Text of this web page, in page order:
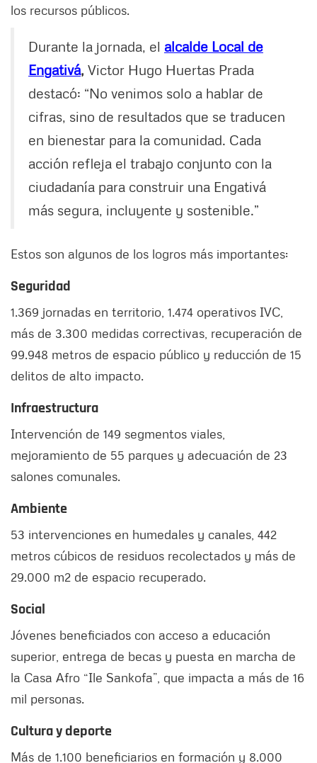
los recursos públicos.
Durante la jornada, el alcalde Local de
Engativá, Victor Hugo Huertas Prada
destacó: “No venimos solo a hablar de
cifras, sino de resultados que se traducen
en bienestar para la comunidad. Cada
acción refleja el trabajo conjunto con la
ciudadanía para construir una Engativá
más segura, incluyente y sostenible.”
Estos son algunos de los logros más importantes:
Seguridad
1.369 jornadas en territorio, 1.474 operativos IVC,
más de 3.300 medidas correctivas, recuperación de
99.948 metros de espacio público y reducción de 15
delitos de alto impacto.
Infraestructura
Intervención de 149 segmentos viales,
mejoramiento de 55 parques y adecuación de 23
salones comunales.
Ambiente
53 intervenciones en humedales y canales, 442
metros cúbicos de residuos recolectados y más de
29.000 m2 de espacio recuperado.
Social
Jóvenes beneficiados con acceso a educación
superior, entrega de becas y puesta en marcha de
la Casa Afro “Ile Sankofa”, que impacta a más de 16
mil personas.
Cultura y deporte
Más de 1.100 beneficiarios en formación y 8.000